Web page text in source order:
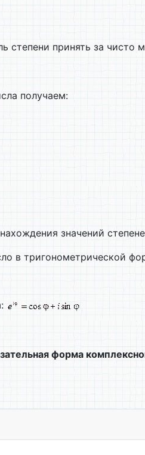
степени принять за чисто
получаем:
значений
в тригонометрической
форма
числами